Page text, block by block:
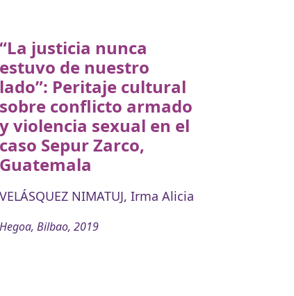
“La justicia nunca
estuvo de nuestro
lado”: Peritaje cultural
sobre conflicto armado
y violencia sexual en el
caso Sepur Zarco,
Guatemala
VELÁSQUEZ NIMATUJ, Irma Alicia
Hegoa, Bilbao, 2019